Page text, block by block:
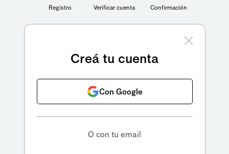
Registro Verificar cuenta Confirmación
Creá tu cuenta
Con Google
O con tu email